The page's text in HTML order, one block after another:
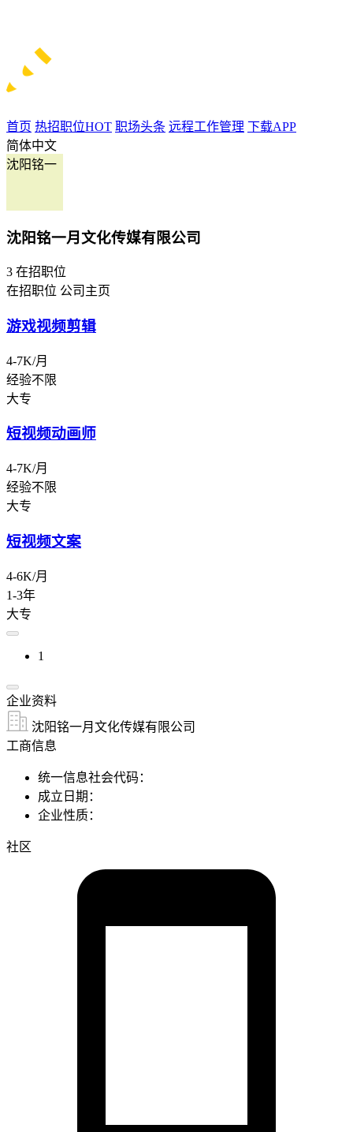
首页 热招职位HOT 职场头条 远程工作管理 下载APP
简体中文
沈阳铭一
沈阳铭一月文化传媒有限公司
3 在招职位
在招职位 公司主页
游戏视频剪辑
4-7K/月
经验不限
大专
短视频动画师
4-7K/月
经验不限
大专
短视频文案
4-6K/月
1-3年
大专
1
企业资料
沈阳铭一月文化传媒有限公司
工商信息
统一信息社会代码：
成立日期：
企业性质：
社区